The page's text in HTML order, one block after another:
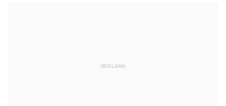
REKLAMA